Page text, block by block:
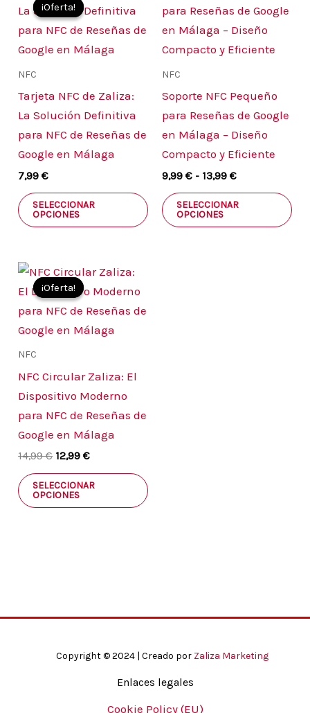
¡Oferta!
¡Oferta!
NFC
Tarjeta NFC de Zaliza:
La Solución Definitiva
para NFC de Reseñas de
Google en Málaga
7,99€
SELECCIONAR
OPCIONES
producto
tiene
múltiples
variantes.
opciones
la
página
NFC
Soporte NFC Pequeño
para Reseñas de Google
en Málaga – Diseño
Compacto y Eficiente
9,99 € - 13,99 €
precios:
desde
hasta
SELECCIONAR
OPCIONES
la
¡Oferta!
¡Oferta!
NFC
NFC Circular Zaliza: El
Dispositivo Moderno
para NFC de Reseñas de
Google en Málaga
14,99€
El
precio
original
era:
12,99€
El
actual
es:
SELECCIONAR
OPCIONES
la
Copyright © 2024 | Creado por Zaliza Marketing
Enlaces legales
Cookie Policy (EU)